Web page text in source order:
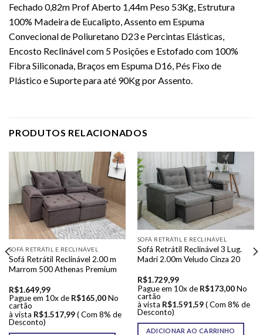
Fechado 0,82m Prof Aberto 1,44m Peso 53Kg, Estrutura
100% Madeira de Eucalipto, Assento em Espuma
Convecional de Poliuretano D23 e Percintas Elásticas,
Encosto Reclinável com 5 Posições e Estofado com 100%
Fibra Siliconada, Braços em Espuma D16, Pés Fixo de
Plástico e Suporte para até 90Kg por Assento.
PRODUTOS RELACIONADOS
SOFÁ RETRÁTIL E RECLINÁVEL
Sofá Retrátil Reclinável 2.00 m
Marrom 500 Athenas Premium
R$1.649,99
Pague em 10x de R$165,00 No
cartão
à vista R$1.517,99 ( Com 8% de
Desconto)
SOFÁ RETRÁTIL E RECLINÁVEL
Sofá Retrátil Reclinável 3 Lug.
Madri 2.00m Veludo Cinza 20
R$1.729,99
Pague em 10x de R$173,00 No
cartão
à vista R$1.591,59 ( Com 8% de
Desconto)
ADICIONAR AO CARRINHO